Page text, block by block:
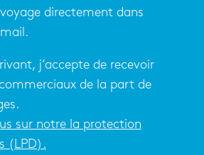
directement dans
j’accepte de recevoir
de la part de
sur notre la protection
(LPD).